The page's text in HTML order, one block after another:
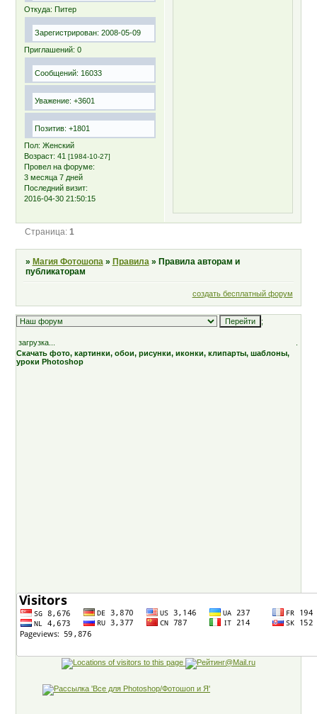
Откуда: Питер
Зарегистрирован: 2008-05-09
Приглашений: 0
Сообщений: 16033
Уважение: +3601
Позитив: +1801
Пол: Женский
Возраст: 41[1984-10-27]
Провел на форуме:
3 месяца 7 дней
Последний визит:
2016-04-30 21:50:15
Страница: 1
» Магия Фотошопа » Правила » Правила авторам и
публикаторам
создать бесплатный форум
;
загрузка...
Скачать фото, картинки, обои, рисунки, иконки, клипарты, шаблоны,
уроки Photoshop